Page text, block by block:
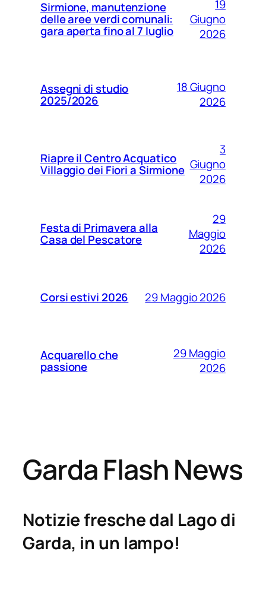
Sirmione, manutenzione
delle aree verdi comunali:
gara aperta fino al 7 luglio
19
Giugno
2026
Assegni di studio
2025/2026
18 Giugno
2026
Riapre il Centro Acquatico
Villaggio dei Fiori a Sirmione
3
Giugno
2026
Festa di Primavera alla
Casa del Pescatore
29
Maggio
2026
Corsi estivi 2026 29 Maggio 2026
Acquarello che
passione
29 Maggio
2026
Garda Flash News
Notizie fresche dal Lago di
Garda, in un lampo!